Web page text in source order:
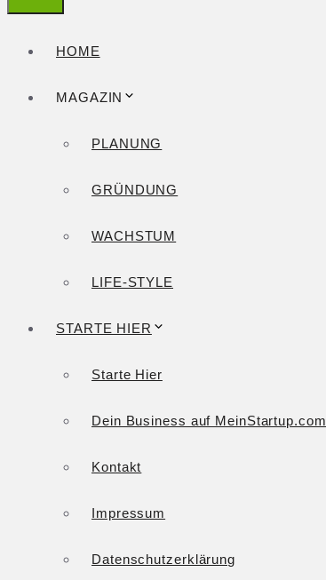
HOME
MAGAZIN
PLANUNG
GRÜNDUNG
WACHSTUM
LIFE-STYLE
STARTE HIER
Starte Hier
Dein Business auf MeinStartup.com
Kontakt
Impressum
Datenschutzerklärung